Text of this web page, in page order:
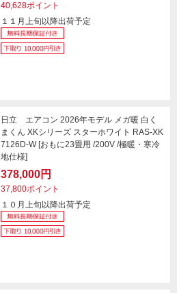
40,628ポイント
１１月上旬以降出荷予定
日立 エアコン 2026年モデル メガ暖 白く
まくん XKシリーズ スターホワイト RAS-XK
7126D-W [おもに23畳用 /200V /極暖・寒冷
地仕様]
378,000円
37,800ポイント
１０月上旬以降出荷予定